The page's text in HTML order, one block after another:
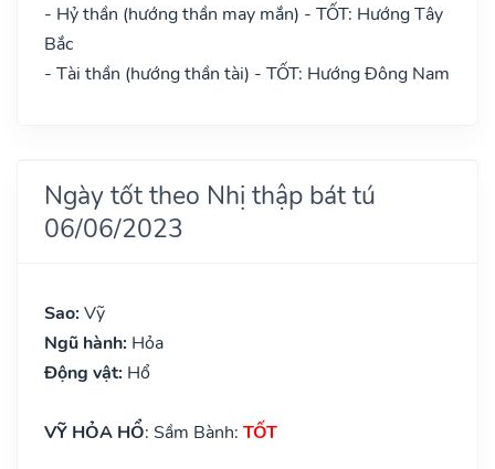
- Hỷ thần (hướng thần may mắn) - TỐT: Hướng Tây
Bắc
- Tài thần (hướng thần tài) - TỐT: Hướng Đông Nam
Ngày tốt theo Nhị thập bát tú
06/06/2023
Sao: Vỹ
Ngũ hành: Hỏa
Động vật: Hổ
VỸ HỎA HỔ: Sầm Bành: TỐT